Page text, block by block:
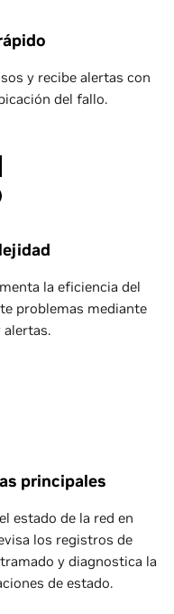
y recibe alertas con
del fallo.
la eficiencia del
problemas mediante
alertas.
principales
estado de la red en
los registros de
y diagnostica la
de estado.